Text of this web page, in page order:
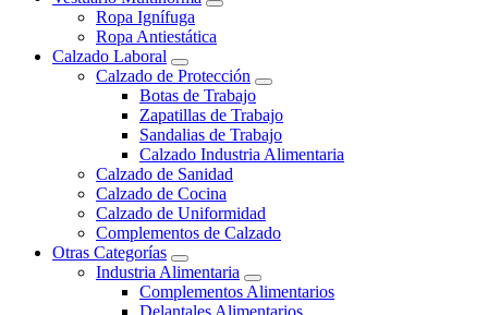
Ropa Ignífuga
Ropa Antiestática
Calzado Laboral
Calzado de Protección
Botas de Trabajo
Zapatillas de Trabajo
Sandalias de Trabajo
Calzado Industria Alimentaria
Calzado de Sanidad
Calzado de Cocina
Calzado de Uniformidad
Complementos de Calzado
Otras Categorías
Industria Alimentaria
Complementos Alimentarios
Delantales Alimentarios